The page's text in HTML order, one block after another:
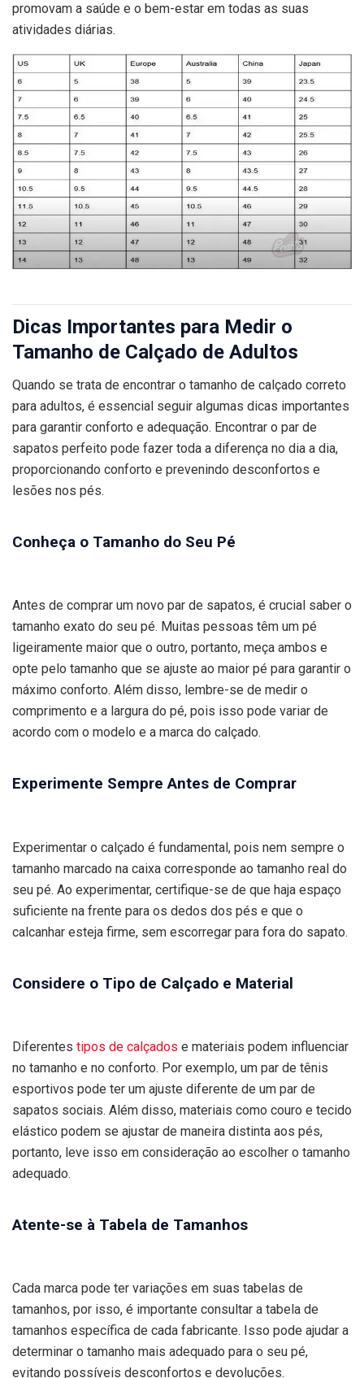
promovam a saúde e o bem-estar em todas as suas
atividades diárias.
Dicas Importantes para Medir o
Tamanho de Calçado de Adultos
Quando se trata de encontrar o tamanho de calçado correto
para adultos, é essencial seguir algumas dicas importantes
para garantir conforto e adequação. Encontrar o par de
sapatos perfeito pode fazer toda a diferença no dia a dia,
proporcionando conforto e prevenindo desconfortos e
lesões nos pés.
Conheça o Tamanho do Seu Pé
Antes de comprar um novo par de sapatos, é crucial saber o
tamanho exato do seu pé. Muitas pessoas têm um pé
ligeiramente maior que o outro, portanto, meça ambos e
opte pelo tamanho que se ajuste ao maior pé para garantir o
máximo conforto. Além disso, lembre-se de medir o
comprimento e a largura do pé, pois isso pode variar de
acordo com o modelo e a marca do calçado.
Experimente Sempre Antes de Comprar
Experimentar o calçado é fundamental, pois nem sempre o
tamanho marcado na caixa corresponde ao tamanho real do
seu pé. Ao experimentar, certifique-se de que haja espaço
suficiente na frente para os dedos dos pés e que o
calcanhar esteja firme, sem escorregar para fora do sapato.
Considere o Tipo de Calçado e Material
Diferentes tipos de calçados e materiais podem influenciar
no tamanho e no conforto. Por exemplo, um par de tênis
esportivos pode ter um ajuste diferente de um par de
sapatos sociais. Além disso, materiais como couro e tecido
elástico podem se ajustar de maneira distinta aos pés,
portanto, leve isso em consideração ao escolher o tamanho
adequado.
Atente-se à Tabela de Tamanhos
Cada marca pode ter variações em suas tabelas de
tamanhos, por isso, é importante consultar a tabela de
tamanhos específica de cada fabricante. Isso pode ajudar a
determinar o tamanho mais adequado para o seu pé,
evitando possíveis desconfortos e devoluções.